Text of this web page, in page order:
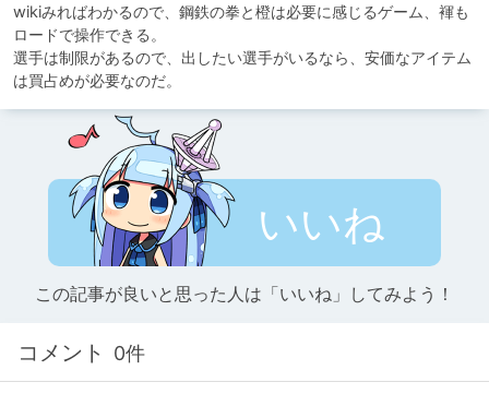
wikiみればわかるので、鋼鉄の拳と橙は必要に感じるゲーム、褌も
ロードで操作できる。
選手は制限があるので、出したい選手がいるなら、安価なアイテム
いいね
この記事が良いと思った人は「いいね」してみよう！
コメント 0件